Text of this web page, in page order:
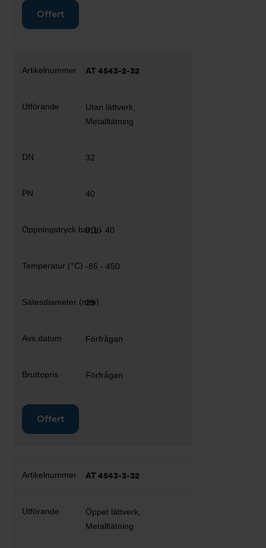
Offert
AT 4543-2-32
Utan lättverk,
Metalltätning
32
40
0,1 - 40
-85 - 450
29
Förfrågan
Förfrågan
Offert
AT 4543-3-32
Öppet lättverk,
Metalltätning